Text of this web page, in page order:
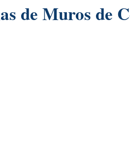
de Muros de